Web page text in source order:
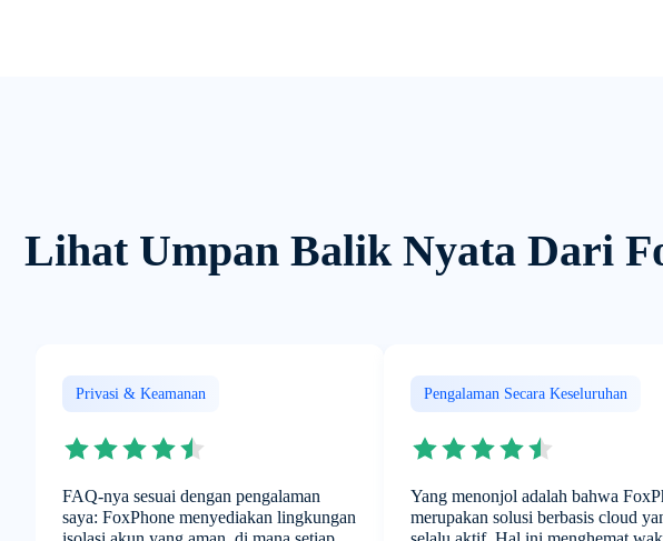
Lihat Umpan Balik Nyata Dari
Privasi & Keamanan
FAQ-nya sesuai dengan pengalaman
saya: FoxPhone menyediakan lingkungan
Pengalaman Secara Keseluruhan
Yang menonjol adalah bahwa
merupakan solusi berbasis cloud